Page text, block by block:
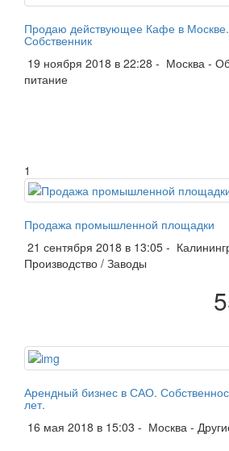
Продаю действующее Кафе в
Собственник
19 ноября 2018 в 22:28 - Москва -
питание
1
Продажа промышленной площадки
21 сентября 2018 в 13:05 -
Производство / Заводы
Арендный бизнес в САО.
лет.
16 мая 2018 в 15:03 - Москва -